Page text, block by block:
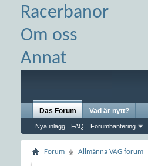
Racerbanor
Om oss
Annat
Das Forum
Nya inlägg FAQ Forumhantering
Vad är nytt?
Forum Allmänna VAG forum